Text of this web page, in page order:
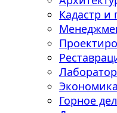
Кадастр и
Горное